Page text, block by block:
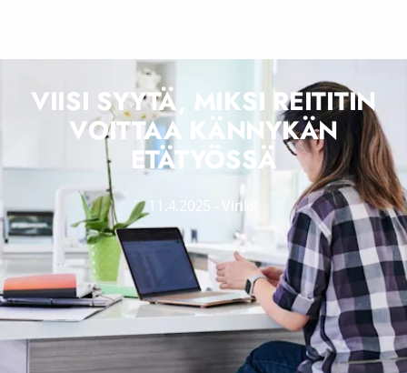
VIISI SYYTÄ, MIKSI REITITIN
VOITTAA KÄNNYKÄN
ETÄTYÖSSÄ
11.4.2025 Vinkit